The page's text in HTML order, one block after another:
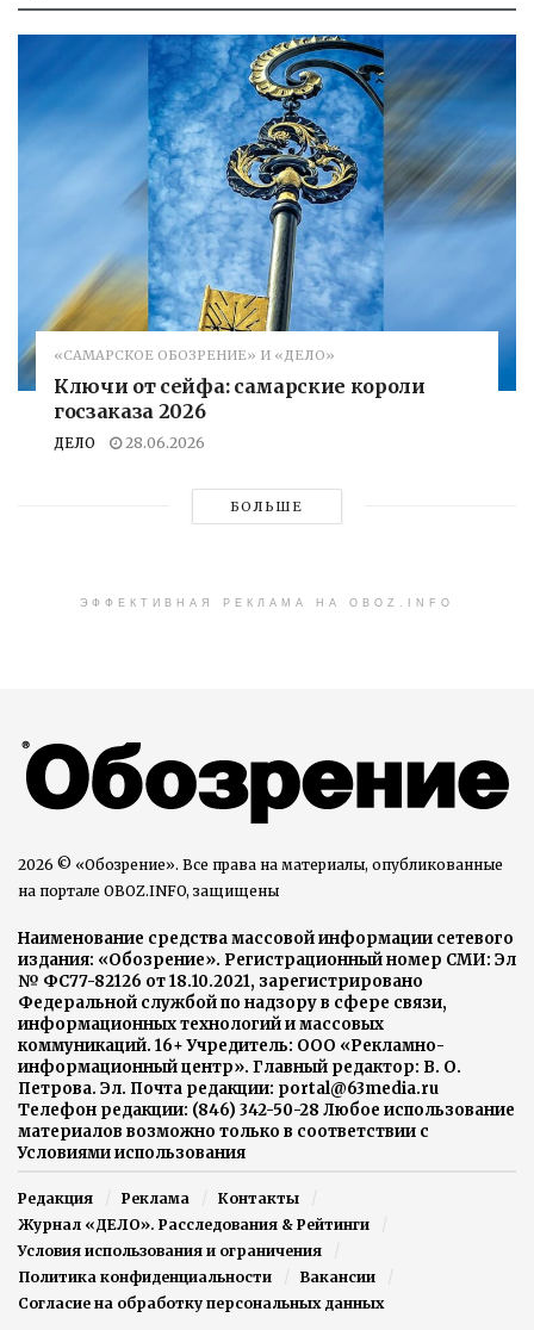
«САМАРСКОЕ ОБОЗРЕНИЕ» И «ДЕЛО»
Ключи от сейфа: самарские короли
госзаказа 2026
ДЕЛО 28.06.2026
БОЛЬШЕ
ЭФФЕКТИВНАЯ РЕКЛАМА НА OBOZ.INFO
2026 © «Обозрение». Все права на материалы, опубликованные
на портале OBOZ.INFO, защищены
Наименование средства массовой информации сетевого
издания: «Обозрение». Регистрационный номер СМИ: Эл
№ ФС77-82126 от 18.10.2021, зарегистрировано
Федеральной службой по надзору в сфере связи,
информационных технологий и массовых
коммуникаций. 16+ Учредитель: ООО «Рекламно-
информационный центр». Главный редактор: В. О.
Петрова. Эл. Почта редакции: portal@63media.ru
Телефон редакции: (846) 342-50-28 Любое использование
материалов возможно только в соответствии с
Условиями использования
Редакция Реклама
Контакты
Журнал «ДЕЛО». Расследования & Рейтинги
Условия использования и ограничения
Политика конфиденциальности
Вакансии
Согласие на обработку персональных данных